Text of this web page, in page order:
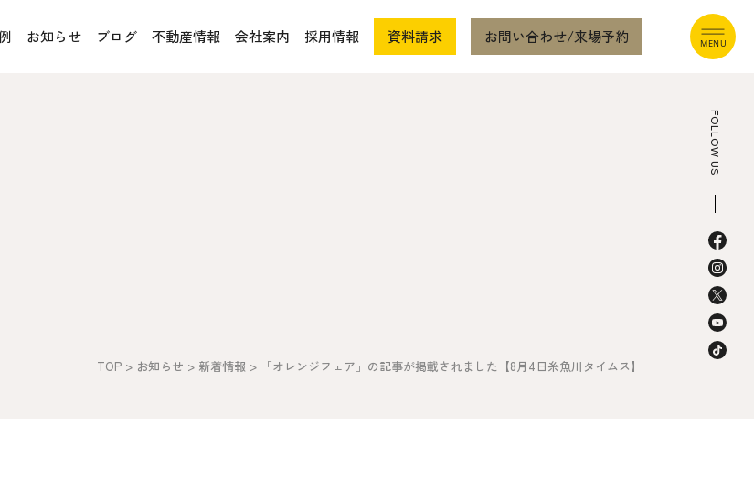
プライバシーポリシー
上越店
お知らせ ブログ 不動産情報 会社案内 採用情報 資料請求 お問い合わせ/来場予約
FOLLOW US
TOP > お知らせ > 新着情報 > 「オレンジフェア」の記事が掲載されました【8月4日糸魚川タイムス】